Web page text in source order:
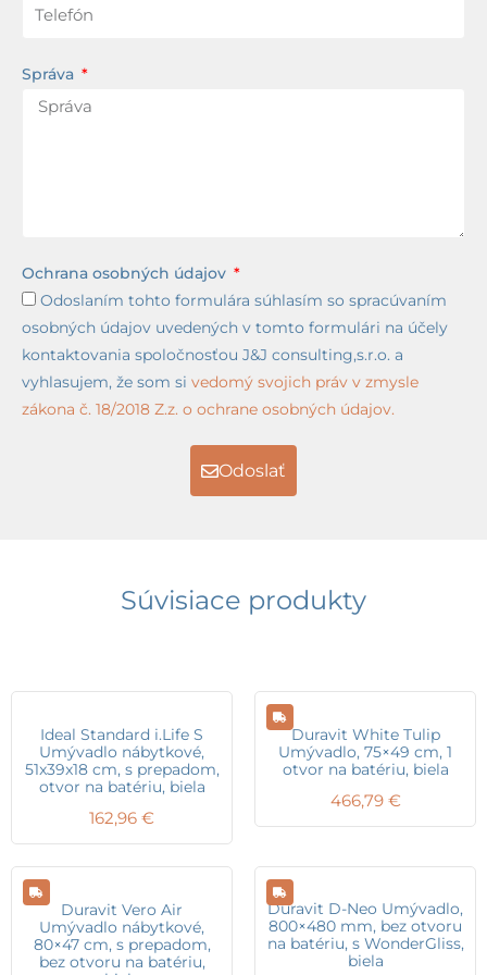
Správa
Ochrana osobných údajov
Odoslaním tohto formulára súhlasím so spracúvaním
osobných údajov uvedených v tomto formulári na účely
kontaktovania spoločnosťou J&J consulting,s.r.o. a
vyhlasujem, že som si vedomý svojich práv v zmysle
zákona č. 18/2018 Z.z. o ochrane osobných údajov.
Odoslať
Súvisiace produkty
Ideal Standard i.Life S
Umývadlo nábytkové,
51x39x18 cm, s prepadom,
otvor na batériu, biela
162,96 €
Duravit White Tulip
Umývadlo, 75×49 cm, 1
otvor na batériu, biela
466,79 €
Duravit Vero Air
Umývadlo nábytkové,
80×47 cm, s prepadom,
bez otvoru na batériu,
Duravit D-Neo Umývadlo,
800×480 mm, bez otvoru
na batériu, s WonderGliss,
biela